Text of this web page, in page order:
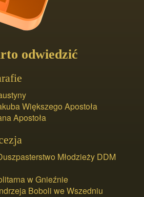
odwiedzić
Większego Apostoła
Apostoła
Młodzieży DDM
w Gnieźnie
Boboli we Wszedniu